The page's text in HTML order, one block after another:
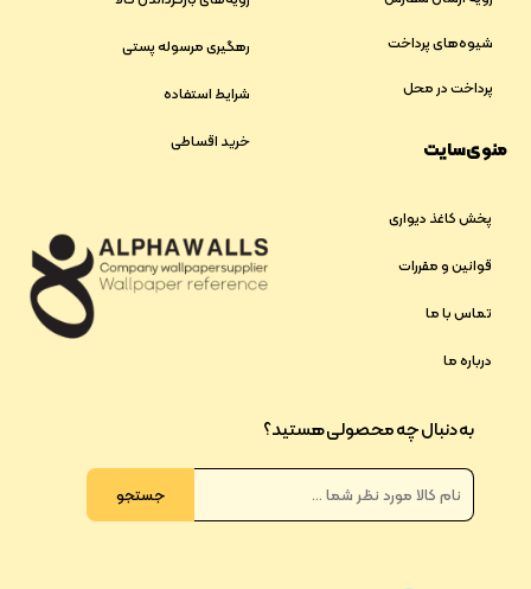
شیوه‌های پرداخت
پرداخت در محل
رهگیری مرسوله پستی
شرایط استفاده
خرید اقساطی
منوی سایت
پخش کاغذ دیواری
قوانین و مقررات
تماس با ما
درباره ما
به دنبال چه محصولی هستید؟
جستجو